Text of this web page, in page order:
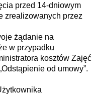
przed 14-dniowym
zrealizowanych przez
żądanie na
w przypadku
kosztów Zajęć
od umowy”.